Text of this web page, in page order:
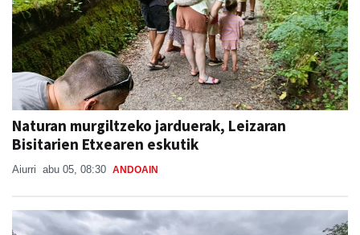
Naturan murgiltzeko jarduerak, Leizaran
Bisitarien Etxearen eskutik
Aiurri abu 05, 08:30 ANDOAIN